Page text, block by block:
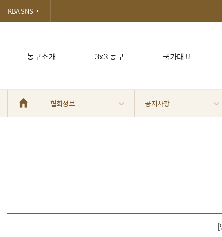
농구소개 3x3 농구 국가대표
KBA SNS
협회정보 공지사항
[